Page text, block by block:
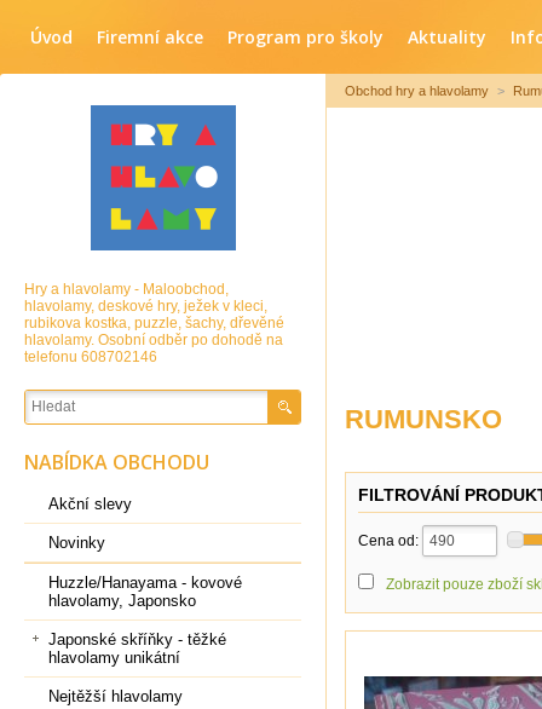
Úvod Firemní akce Program pro školy Aktuality
Obchod hry a hlavolamy >
RUMUNSKO
FILTROVÁNÍ
Cena od:
Zobrazit pouze zboží
Hry a hlavolamy - Maloobchod,
hlavolamy, deskové hry, ježek v kleci,
rubikova kostka, puzzle, šachy, dřevěné
hlavolamy. Osobní odběr po dohodě na
telefonu 608702146
NABÍDKA OBCHODU
Akční slevy
Novinky
Huzzle/Hanayama - kovové
hlavolamy, Japonsko
Japonské skříňky - těžké
hlavolamy unikátní
Nejtěžší hlavolamy